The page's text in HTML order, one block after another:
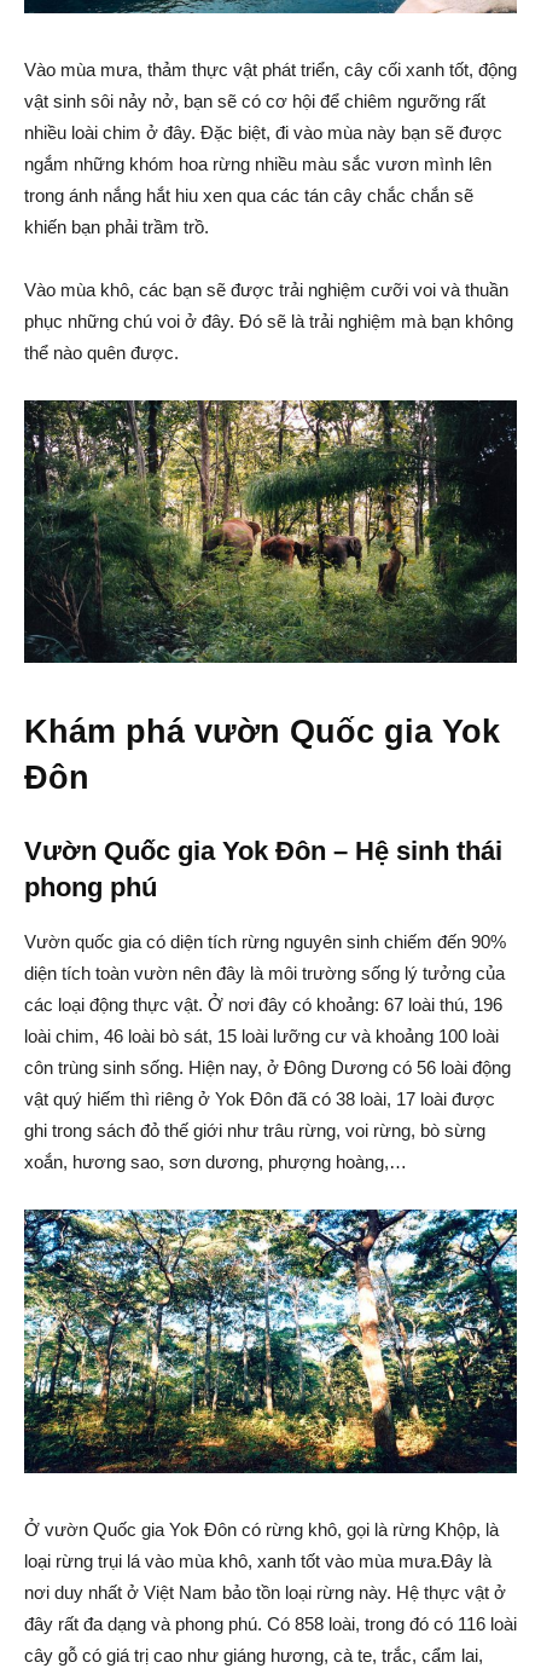
Vào mùa mưa, thảm thực vật phát triển, cây cối xanh tốt, động
vật sinh sôi nảy nở, bạn sẽ có cơ hội để chiêm ngưỡng rất
nhiều loài chim ở đây. Đặc biệt, đi vào mùa này bạn sẽ được
ngắm những khóm hoa rừng nhiều màu sắc vươn mình lên
trong ánh nắng hắt hiu xen qua các tán cây chắc chắn sẽ
khiến bạn phải trầm trồ.
Vào mùa khô, các bạn sẽ được trải nghiệm cưỡi voi và thuần
phục những chú voi ở đây. Đó sẽ là trải nghiệm mà bạn không
thể nào quên được.
Khám phá vườn Quốc gia Yok
Đôn
Vườn Quốc gia Yok Đôn – Hệ sinh thái
phong phú
Vườn quốc gia có diện tích rừng nguyên sinh chiếm đến 90%
diện tích toàn vườn nên đây là môi trường sống lý tưởng của
các loại động thực vật. Ở nơi đây có khoảng: 67 loài thú, 196
loài chim, 46 loài bò sát, 15 loài lưỡng cư và khoảng 100 loài
côn trùng sinh sống. Hiện nay, ở Đông Dương có 56 loài động
vật quý hiếm thì riêng ở Yok Đôn đã có 38 loài, 17 loài được
ghi trong sách đỏ thế giới như trâu rừng, voi rừng, bò sừng
xoắn, hương sao, sơn dương, phượng hoàng,…
Ở vườn Quốc gia Yok Đôn có rừng khô, gọi là rừng Khộp, là
loại rừng trụi lá vào mùa khô, xanh tốt vào mùa mưa.Đây là
nơi duy nhất ở Việt Nam bảo tồn loại rừng này. Hệ thực vật ở
đây rất đa dạng và phong phú. Có 858 loài, trong đó có 116 loài
cây gỗ có giá trị cao như giáng hương, cà te, trắc, cẩm lai,